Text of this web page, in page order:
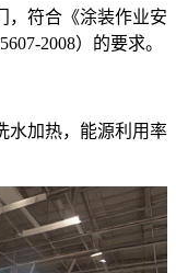
，符合《涂装作业安
2008）的要求。
水加热，能源利用率